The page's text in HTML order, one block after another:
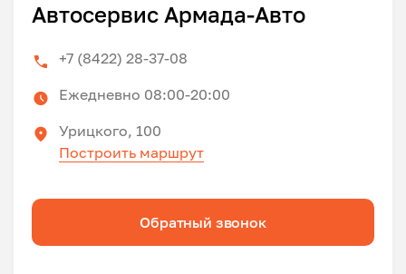
Автосервис Армада-Авто
+7 (8422) 28-37-08
Ежедневно 08:00-20:00
Урицкого, 100
Построить маршрут
Обратный звонок